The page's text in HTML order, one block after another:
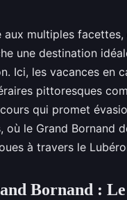
multiples
une destination
Ici, les vacances en
pittoresques
qui promet
où le Grand Bornand
à travers le
Bornand :